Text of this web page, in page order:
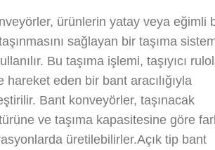
ürünlerin yatay veya eğimli
sağlayan bir taşıma
Bu taşıma işlemi, taşıyıcı
hareket eden bir bant aracılığıyla
Bant konveyörler, taşınacak
ve taşıma kapasitesine göre
üretilebilirler.Açık tip bant